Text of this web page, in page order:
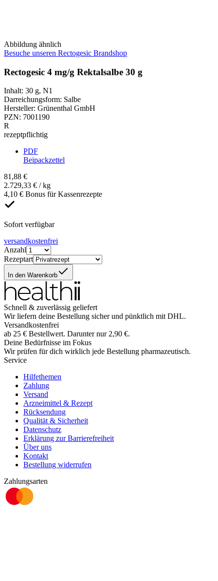
Abbildung ähnlich
Besuche unseren Rectogesic Brandshop
Rectogesic 4 mg/g Rektalsalbe 30 g
Inhalt: 30 g, N1
Darreichungsform: Salbe
Hersteller: Grünenthal GmbH
PZN: 7001190
R
rezeptpflichtig
PDF
Beipackzettel
81,88 €
2.729,33 € / kg
4,10 € Bonus für Kassenrezepte
Sofort verfügbar
versandkostenfrei
Anzahl
Rezeptart
In den Warenkorb
Schnell & zuverlässig geliefert
Wir liefern deine Bestellung sicher und pünktlich mit DHL.
Versandkostenfrei
ab 25 € Bestellwert. Darunter nur 2,90 €.
Deine Bedürfnisse im Fokus
Wir prüfen für dich wirklich jede Bestellung pharmazeutisch.
Service
Hilfethemen
Zahlung
Versand
Arzneimittel & Rezept
Rücksendung
Qualität & Sicherheit
Datenschutz
Erklärung zur Barrierefreiheit
Über uns
Kontakt
Bestellung widerrufen
Zahlungsarten